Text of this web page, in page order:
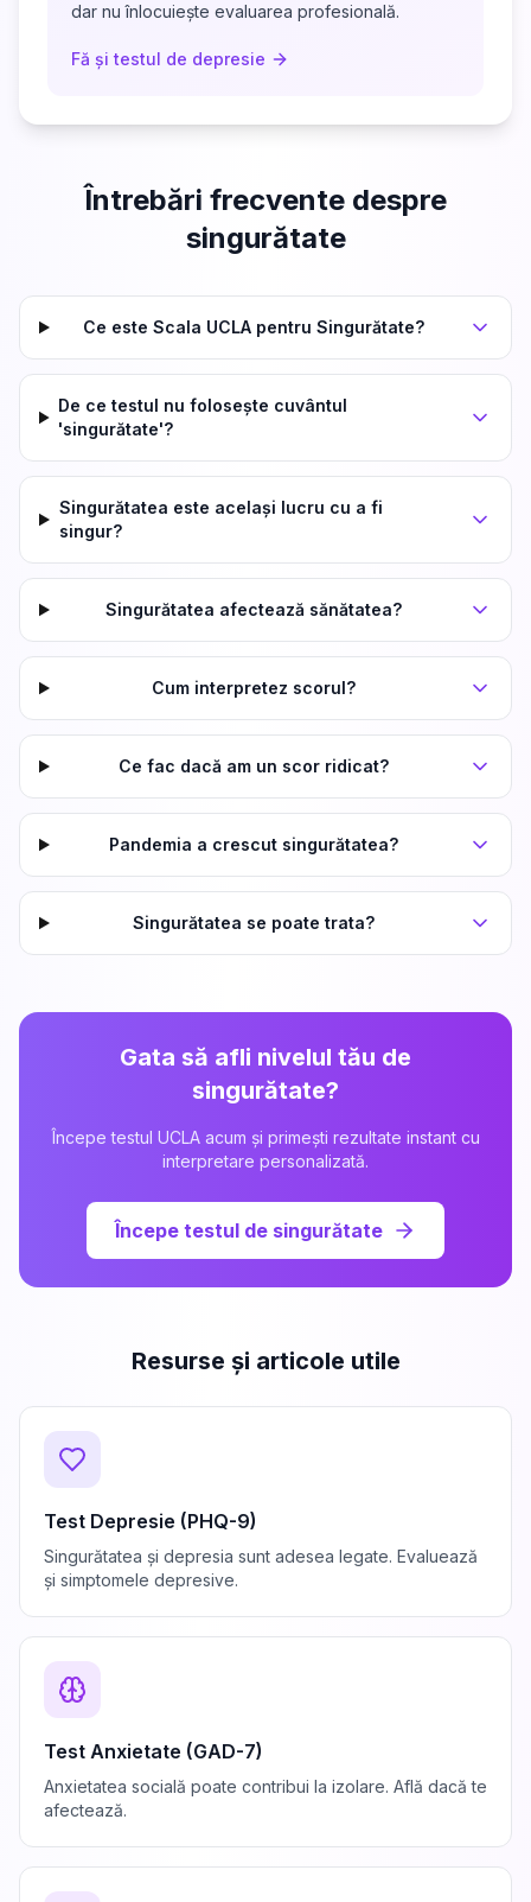
dar nu înlocuiește evaluarea profesională.
Fă și testul de depresie
Întrebări frecvente despre
singurătate
Ce este Scala UCLA pentru Singurătate?
De ce testul nu folosește cuvântul
'singurătate'?
Singurătatea este același lucru cu a fi
singur?
Singurătatea afectează sănătatea?
Cum interpretez scorul?
Ce fac dacă am un scor ridicat?
Pandemia a crescut singurătatea?
Singurătatea se poate trata?
Gata să afli nivelul tău de
singurătate?
Începe testul UCLA acum și primești rezultate instant cu
interpretare personalizată.
Începe testul de singurătate
Resurse și articole utile
Test Depresie (PHQ-9)
Singurătatea și depresia sunt adesea legate. Evaluează
și simptomele depresive.
Test Anxietate (GAD-7)
Anxietatea socială poate contribui la izolare. Află dacă te
afectează.